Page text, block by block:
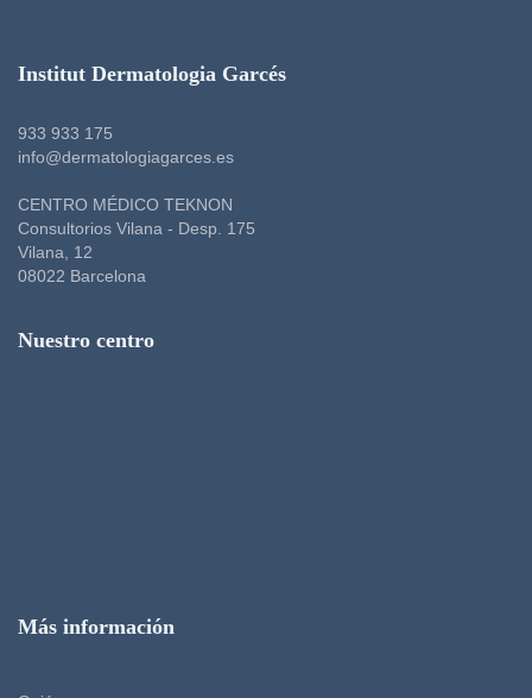
Institut Dermatologia Garcés
933 933 175
info@dermatologiagarces.es
CENTRO MÉDICO TEKNON
Consultorios Vilana - Desp. 175
Vilana, 12
08022 Barcelona
Nuestro centro
Más información